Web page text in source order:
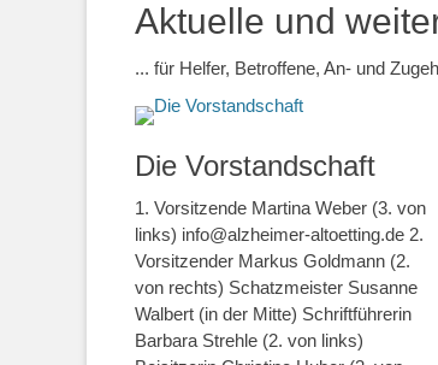
Aktuelle und
... für Helfer, Betroffene, An- und
Die Vorstandschaft
1. Vorsitzende Martina Weber (3. von
links) info@alzheimer-altoetting.de 2.
Vorsitzender Markus Goldmann (2.
von rechts) Schatzmeister Susanne
Walbert (in der Mitte) Schriftführerin
Barbara Strehle (2. von links)